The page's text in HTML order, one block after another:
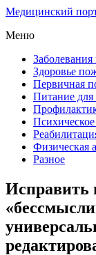
Медицинский
Меню
Здоровье
Первичная
Питание для
Психическое
Физическая
Разное
Исправить